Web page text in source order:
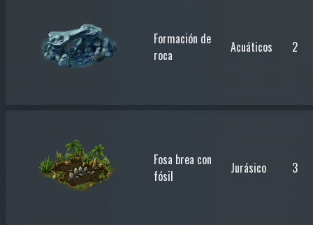
Formación de
roca
Acuáticos 2
Fosa brea con
fósil
Jurásico 3